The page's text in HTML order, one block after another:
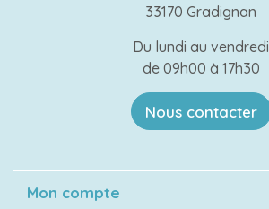
33170 Gradignan
Du lundi au vendredi
de 09h00 à 17h30
Nous contacter
Mon compte